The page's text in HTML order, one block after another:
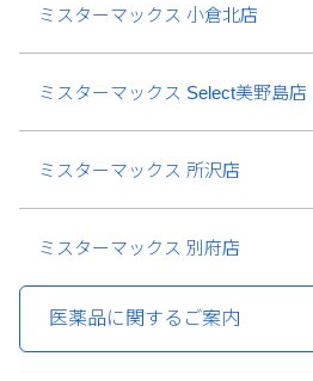
ミスターマックス 小倉北店
ミスターマックス Select美野島店
ミスターマックス 所沢店
ミスターマックス 別府店
医薬品に関するご案内